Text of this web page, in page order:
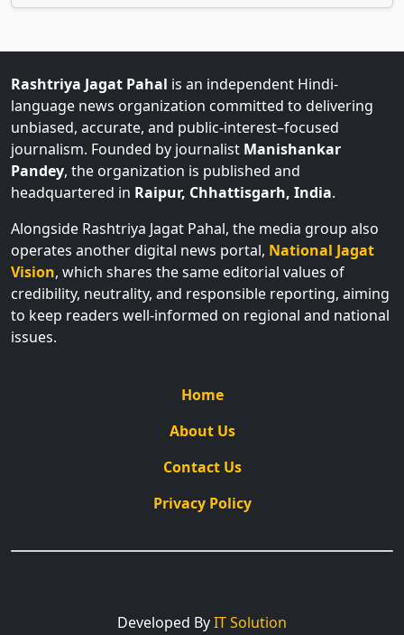
Rashtriya Jagat Pahal is an independent Hindi-
language news organization committed to delivering
unbiased, accurate, and public-interest–focused
journalism. Founded by journalist Manishankar
Pandey, the organization is published and
headquartered in Raipur, Chhattisgarh, India.
Alongside Rashtriya Jagat Pahal, the media group also
operates another digital news portal, National Jagat
Vision, which shares the same editorial values of
credibility, neutrality, and responsible reporting, aiming
to keep readers well-informed on regional and national
issues.
Home
About Us
Contact Us
Privacy Policy
Developed ByIT Solution